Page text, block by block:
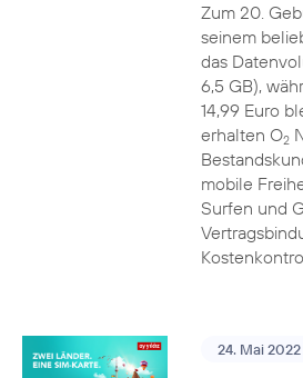
Zum 20.
seinem
das
6,5 GB),
14,99 Euro
erhalten O2
mobile
Surfen und
24. Mai 2022